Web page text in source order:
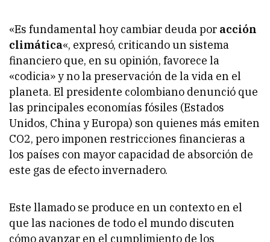
«Es fundamental hoy cambiar deuda por acción
climática«, expresó, criticando un sistema
financiero que, en su opinión, favorece la
«codicia» y no la preservación de la vida en el
planeta. El presidente colombiano denunció que
las principales economías fósiles (Estados
Unidos, China y Europa) son quienes más emiten
CO2, pero imponen restricciones financieras a
los países con mayor capacidad de absorción de
este gas de efecto invernadero.
Este llamado se produce en un contexto en el
que las naciones de todo el mundo discuten
cómo avanzar en el cumplimiento de los